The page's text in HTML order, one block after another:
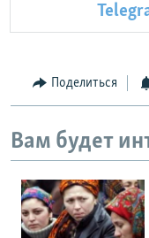
Поделиться
Вам будет